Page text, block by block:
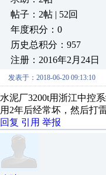
帖子：2帖 | 52回
年度积分：0
历史总积分：957
注册：2016年2月24日
发表于：2018-06-20 09:13:10
水泥厂3200t用浙江中控
用2年后经常坏，然后打
回复 引用 举报